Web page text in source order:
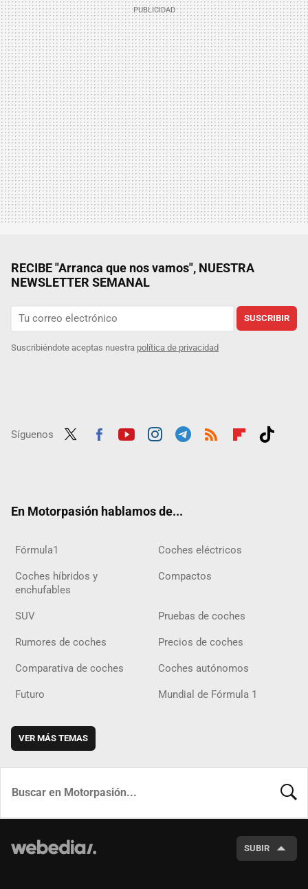
RECIBE "Arranca que nos vamos", NUESTRA
NEWSLETTER SEMANAL
SUSCRIBIR
Suscribiéndote aceptas nuestra política de privacidad
Síguenos
En Motorpasión hablamos de...
Fórmula1 Coches eléctricos
Coches híbridos y
enchufables
Compactos
SUV Pruebas de coches
Rumores de coches Precios de coches
Comparativa de coches Coches autónomos
Futuro Mundial de Fórmula 1
VER MÁS TEMAS
SUBIR